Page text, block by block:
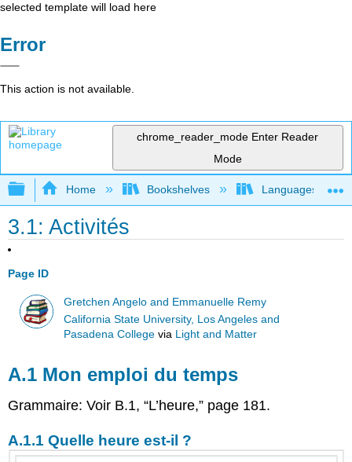
selected template will load here
Error
This action is not available.
chrome_reader_mode Enter Reader
Mode
Expand/collapse global hierarchy
Home Bookshelves Languages
3.1: Activités
Page ID
Gretchen Angelo and Emmanuelle Remy
California State University, Los Angeles and
Pasadena College via Light and Matter
A.1 Mon emploi du temps
Grammaire: Voir B.1, “L’heure,” page 181.
A.1.1 Quelle heure est-il ?